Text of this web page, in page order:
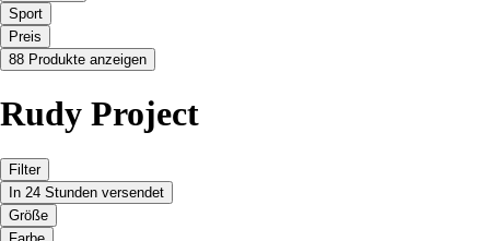
Sport
Preis
88 Produkte anzeigen
Rudy Project
Filter
In 24 Stunden versendet
Größe